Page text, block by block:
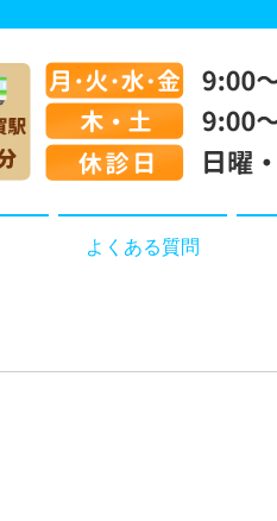
よくある質問